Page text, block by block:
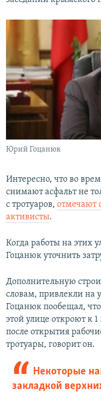
Юрий Гоцанюк
​Интересно, что во
снимают асфальт не
с тротуаров, отмечают
активисты.
Когда работы на этих
Гоцанюк уточнить
Дополнительную
словам, привлекли на
Гоцанюк пообещал,
этой улице откроют к
после открытия
тротуары, говорит он.
Некоторые
закладкой